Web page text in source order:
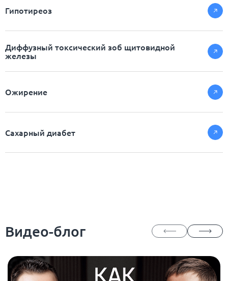
Гипотиреоз
Диффузный токсический зоб щитовидной
железы
Ожирение
Сахарный диабет
Видео-блог